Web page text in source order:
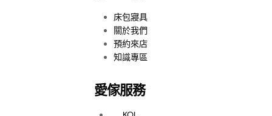
床包寢具
關於我們
預約來店
知識專區
愛傢服務